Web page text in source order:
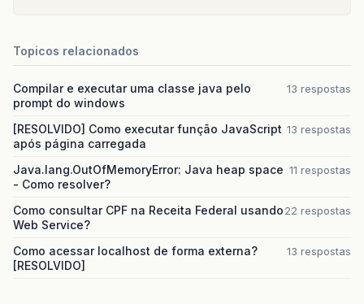
Topicos relacionados
Compilar e executar uma classe java pelo
prompt do windows
13 respostas
[RESOLVIDO] Como executar função JavaScript
após página carregada
13 respostas
Java.lang.OutOfMemoryError: Java heap space
- Como resolver?
11 respostas
Como consultar CPF na Receita Federal usando
Web Service?
22 respostas
Como acessar localhost de forma externa?
[RESOLVIDO]
13 respostas